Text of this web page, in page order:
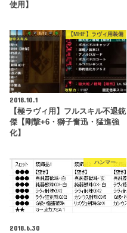
使用】
【MHF】ラヴィ用装備
2018.10.1
【極ラヴィ用】フルスキル不退銃
傑【剛撃+6・獅子奮迅・猛進強
化】
ハンマー
2018.6.30